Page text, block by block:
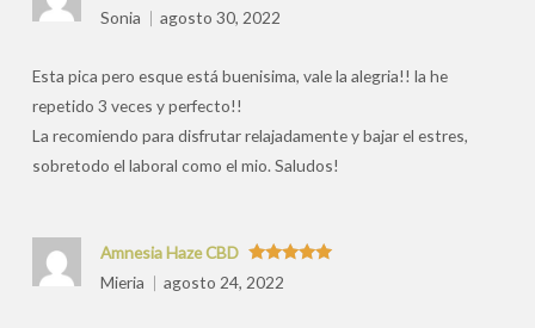
Valorado
con5de 5
Sonia
agosto 30, 2022
Esta pica pero esque está buenisima, vale la alegria!! la he
repetido 3 veces y perfecto!!
La recomiendo para disfrutar relajadamente y bajar el estres,
sobretodo el laboral como el mio. Saludos!
Valorado
con5
Amnesia Haze CBD
Mieria
agosto 24, 2022